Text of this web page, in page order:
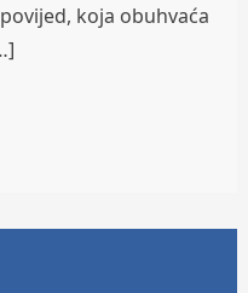
koja obuhvaća